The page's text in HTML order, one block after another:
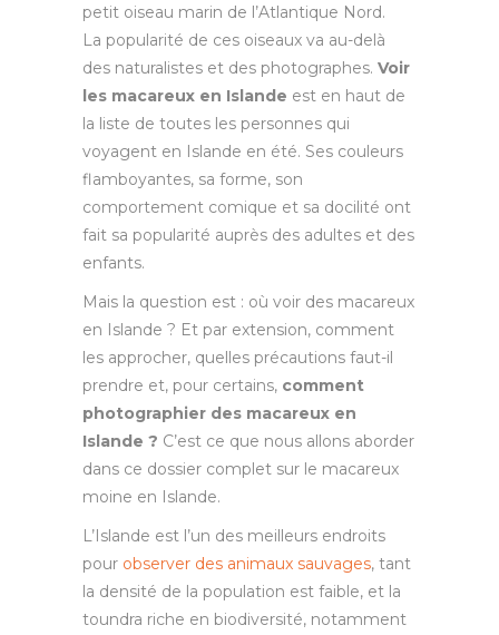
petit oiseau marin de l’Atlantique Nord.
La popularité de ces oiseaux va au-delà
des naturalistes et des photographes. Voir
les macareux en Islande est en haut de
la liste de toutes les personnes qui
voyagent en Islande en été. Ses couleurs
flamboyantes, sa forme, son
comportement comique et sa docilité ont
fait sa popularité auprès des adultes et des
enfants.
Mais la question est : où voir des macareux
en Islande ? Et par extension, comment
les approcher, quelles précautions faut-il
prendre et, pour certains, comment
photographier des macareux en
Islande ? C’est ce que nous allons aborder
dans ce dossier complet sur le macareux
moine en Islande.
L’Islande est l’un des meilleurs endroits
pour observer des animaux sauvages, tant
la densité de la population est faible, et la
toundra riche en biodiversité, notamment